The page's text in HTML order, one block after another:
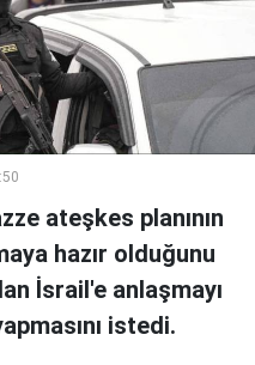
ateşkes planının
hazır olduğunu
İsrail'e anlaşmayı
istedi.